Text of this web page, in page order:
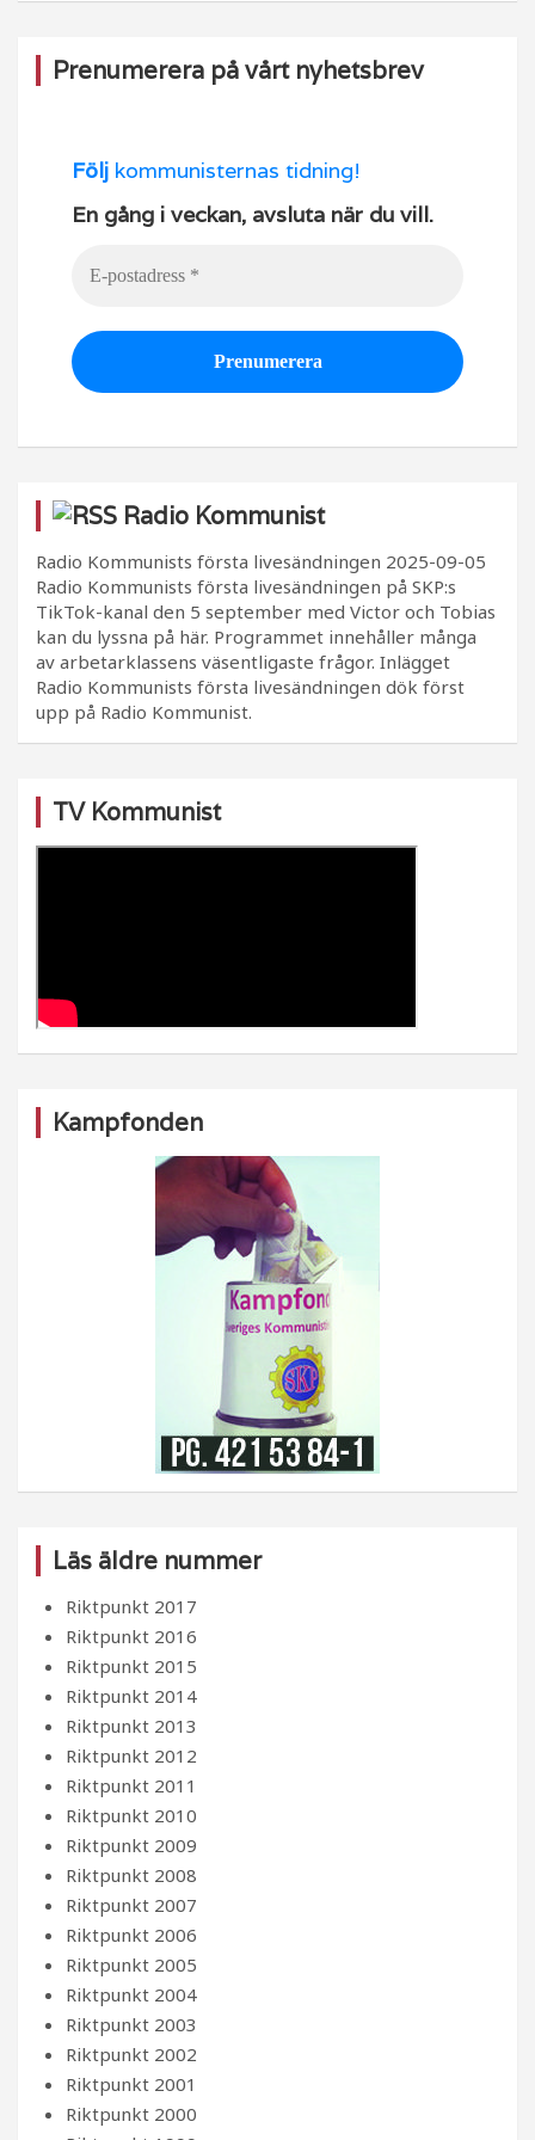
Prenumerera på vårt nyhetsbrev
Följ kommunisternas tidning!
En gång i veckan, avsluta när du vill.
Radio Kommunist
Radio Kommunists första livesändningen 2025-09-05
Radio Kommunists första livesändningen på SKP:s
TikTok-kanal den 5 september med Victor och Tobias
kan du lyssna på här. Programmet innehåller många
av arbetarklassens väsentligaste frågor. Inlägget
Radio Kommunists första livesändningen dök först
upp på Radio Kommunist.
TV Kommunist
Kampfonden
Läs äldre nummer
Riktpunkt 2017
Riktpunkt 2016
Riktpunkt 2015
Riktpunkt 2014
Riktpunkt 2013
Riktpunkt 2012
Riktpunkt 2011
Riktpunkt 2010
Riktpunkt 2009
Riktpunkt 2008
Riktpunkt 2007
Riktpunkt 2006
Riktpunkt 2005
Riktpunkt 2004
Riktpunkt 2003
Riktpunkt 2002
Riktpunkt 2001
Riktpunkt 2000